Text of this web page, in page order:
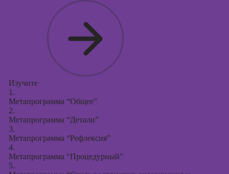
Изучите
1.
Метапрограмма “Общее”
2.
Метапрограмма “Детали”
3.
Метапрограмма “Рефлексия”
4.
Метапрограмма “Процедурный”
5.